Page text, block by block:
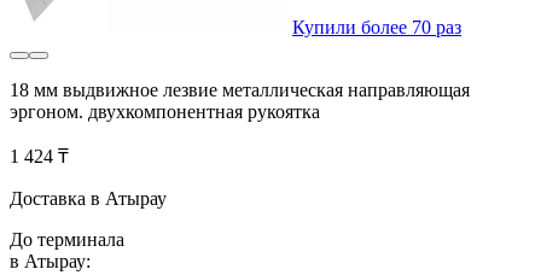
Купили более 70 раз
18 мм выдвижное лезвие металлическая направляющая
эргоном. двухкомпонентная рукоятка
1 424 ₸
Доставка в Атырау
До терминала
в Атырау: